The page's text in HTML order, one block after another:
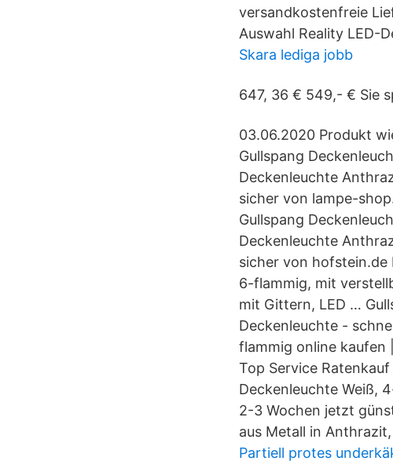
versandkostenfreie
Auswahl Reality LED-
Skara lediga jobb
647, 36 € 549,- € Sie
03.06.2020 Produkt
Gullspang
Deckenleuchte
sicher von lampe-
Gullspang
Deckenleuchte
sicher von hofstein.de
6-flammig, mit
mit Gittern, LED …
Deckenleuchte -
flammig online kaufen
Top Service
Deckenleuchte Weiß,
2-3 Wochen jetzt
aus Metall in
Partiell protes